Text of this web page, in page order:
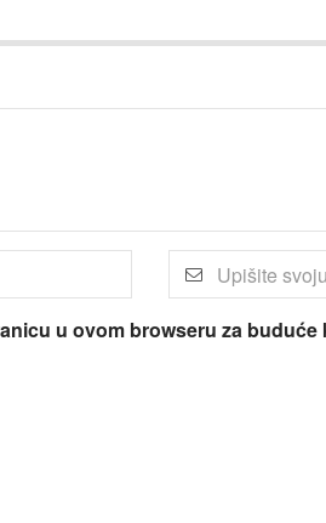
u ovom browseru za buduće